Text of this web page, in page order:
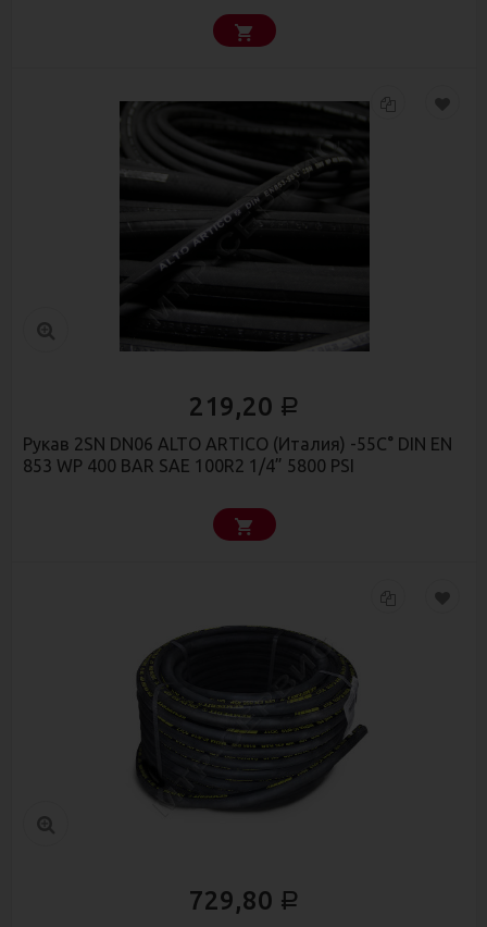
219,20 Р
Рукав 2SN DN06 ALTO ARTICO (Италия) -55C° DIN EN
853 WP 400 BAR SAE 100R2 1/4” 5800 PSI
729,80 Р